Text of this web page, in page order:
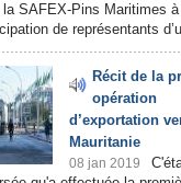
SAFEX-Pins Maritimes à
de représentants
Récit de la
opération
d’exportation
Mauritanie
08 jan 2019